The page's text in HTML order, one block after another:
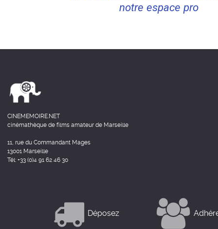
notre espace pro
CINEMEMOIRE.NET
cinémathèque de films amateur de Marseille
11, rue du Commandant Mages
13001 Marseille
Tél: +33 (0)4 91 62 46 30
Déposez